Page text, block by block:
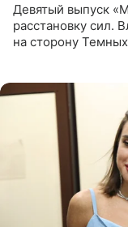
Девятый выпуск
расстановку сил.
на сторону